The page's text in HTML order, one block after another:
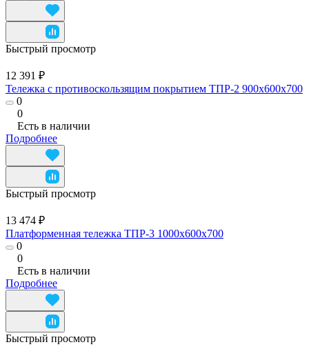
Быстрый просмотр
12 391 ₽
Тележка с противоскользящим покрытием ТПР-2 900x600x700
0
0
Есть в наличии
Подробнее
Быстрый просмотр
13 474 ₽
Платформенная тележка ТПР-3 1000x600x700
0
0
Есть в наличии
Подробнее
Быстрый просмотр